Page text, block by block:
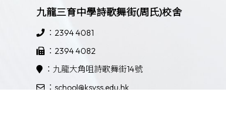
九龍三育中學詩歌舞街(周氏)校舍
：2394 4081
：2394 4082
：九龍大角咀詩歌舞街14號
：school@ksyss.edu.hk